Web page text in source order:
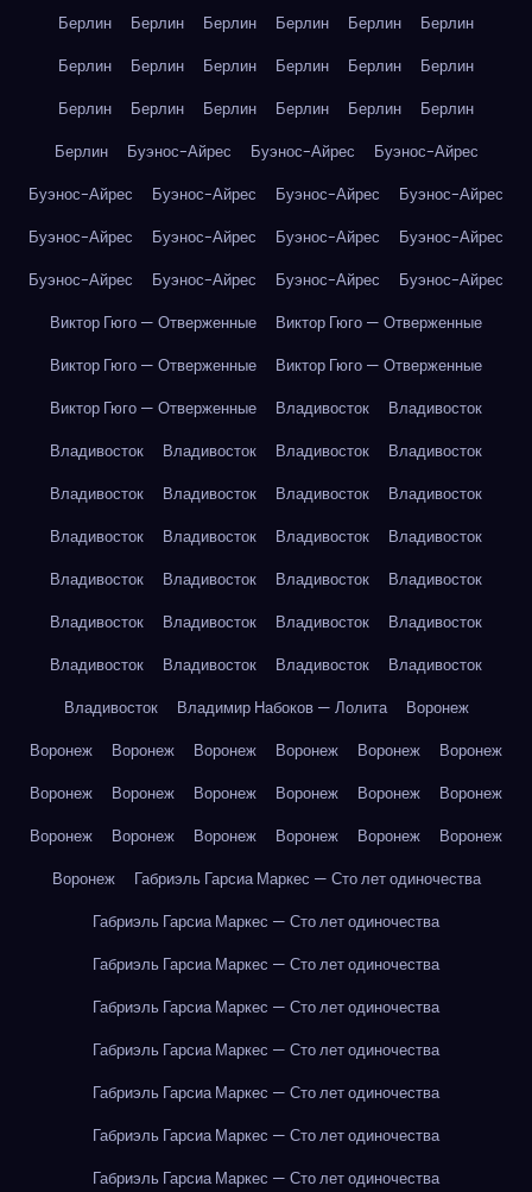
Берлин Берлин Берлин Берлин Берлин
Берлин
Берлин
Берлин Берлин Берлин Берлин
Берлин
Берлин
Берлин Берлин Берлин Берлин
Берлин
Берлин
Буэнос-Айрес Буэнос-Айрес
Буэнос-Айрес
Буэнос-Айрес
Буэнос-Айрес Буэнос-Айрес
Буэнос-Айрес
Буэнос-Айрес
Буэнос-Айрес Буэнос-Айрес
Буэнос-Айрес
Буэнос-Айрес
Буэнос-Айрес Буэнос-Айрес
Буэнос-Айрес
Виктор Гюго — Отверженные
Виктор Гюго — Отверженные
Виктор Гюго — Отверженные
Виктор Гюго — Отверженные
Виктор Гюго — Отверженные
Владивосток
Владивосток
Владивосток
Владивосток Владивосток
Владивосток
Владивосток
Владивосток Владивосток
Владивосток
Владивосток
Владивосток Владивосток
Владивосток
Владивосток
Владивосток Владивосток
Владивосток
Владивосток
Владивосток Владивосток
Владивосток
Владивосток
Владивосток Владивосток
Владивосток
Владивосток
Владимир Набоков — Лолита
Воронеж
Воронеж
Воронеж Воронеж Воронеж Воронеж
Воронеж
Воронеж
Воронеж Воронеж Воронеж Воронеж
Воронеж
Воронеж
Воронеж Воронеж Воронеж Воронеж
Воронеж
Воронеж
Габриэль Гарсиа Маркес — Сто лет одиночества
Габриэль Гарсиа Маркес — Сто лет одиночества
Габриэль Гарсиа Маркес — Сто лет одиночества
Габриэль Гарсиа Маркес — Сто лет одиночества
Габриэль Гарсиа Маркес — Сто лет одиночества
Габриэль Гарсиа Маркес — Сто лет одиночества
Габриэль Гарсиа Маркес — Сто лет одиночества
Габриэль Гарсиа Маркес — Сто лет одиночества